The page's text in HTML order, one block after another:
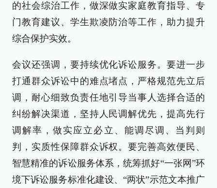
的社会综治工作，做深做实家庭教育指导、专
门教育建议、学生欺凌防治等工作，助力提升
综合保护实效。
会议还强调，要持续优化诉讼服务。要进一步
打通群众诉讼中的难点堵点，严格规范先立后
调，耐心细致负责任地引导当事人选择合适的
纠纷解决渠道，坚持人民调解优先，提高先行
调解率，做实应立必立、能调尽调、当判则
判，实质性保障群众诉权。要完善高效便民、
智慧精准的诉讼服务体系，统筹抓好“一张网”环
境下诉讼服务标准化建设、“两状”示范文本推广